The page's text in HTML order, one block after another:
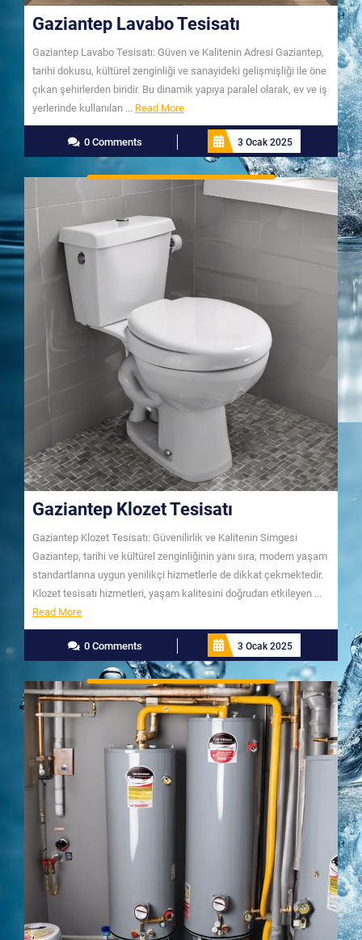
Gaziantep Lavabo Tesisatı
Gaziantep Lavabo Tesisatı: Güven ve Kalitenin Adresi Gaziantep,
tarihi dokusu, kültürel zenginliği ve sanayideki gelişmişliği ile öne
çıkan şehirlerden biridir. Bu dinamik yapıya paralel olarak, ev ve iş
yerlerinde kullanılan ... Read MoreRead
More
0 Comments
3 Ocak 2025
Gaziantep Klozet Tesisatı
Gaziantep Klozet Tesisatı: Güvenilirlik ve Kalitenin Simgesi
Gaziantep, tarihi ve kültürel zenginliğinin yanı sıra, modern yaşam
standartlarına uygun yenilikçi hizmetlerle de dikkat çekmektedir.
Klozet tesisatı hizmetleri, yaşam kalitesini doğrudan etkileyen ...
Read MoreRead
More
0 Comments
3 Ocak 2025